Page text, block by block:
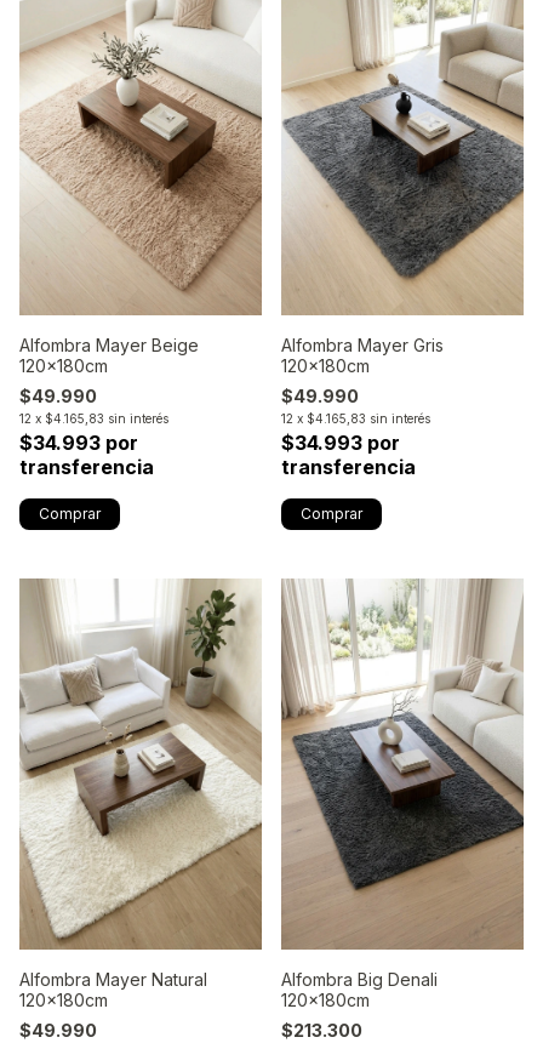
Alfombra Mayer Beige
120x180cm
$49.990
12 x $4.165,83 sin interés
$34.993 por
transferencia
Alfombra Mayer Gris
120x180cm
$49.990
12 x $4.165,83 sin interés
$34.993 por
transferencia
Alfombra Mayer Natural
120x180cm
$49.990
Alfombra Big Denali
120x180cm
$213.300